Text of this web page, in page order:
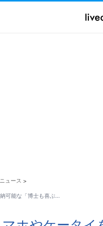
ュース >
可能な「博士も喜ぶ…